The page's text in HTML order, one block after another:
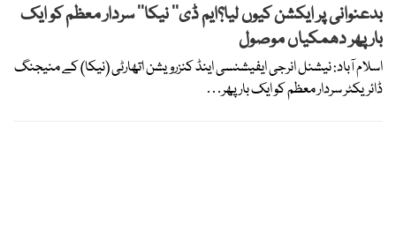
بدعنوانی پر ایکشن کیوں لیا؟ایم ڈی’’ نیکا‘‘ سردار معظم کو ایک
بار پھر دھمکیاں موصول
اسلام آباد: نیشنل انرجی ایفیشنسی اینڈ کنزرویشن اتھارٹی (نیکا) کے منیجنگ
ڈائریکٹر سردار معظم کو ایک بار پھر…